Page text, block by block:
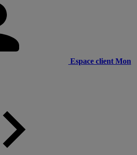
Espace client Mon